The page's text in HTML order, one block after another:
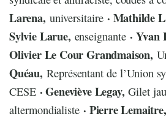
Larena, universitaire · Mathilde
Sylvie Larue, enseignante · Yvan
Olivier Le Cour Grandmaison,
Quéau, Représentant de l’Union
CESE · Geneviève Legay,Gilet
altermondialiste· Pierre Lemaitre,